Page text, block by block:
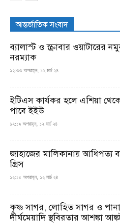
আন্তর্জাতিক সংবাদ
ব্যালাস্ট ও স্ক্রাবার ওয়াটারের
নরম্যাক
১২:৩৩ অপরাহ্ন, ১২ মার্চ ২৪
ইটিএস কার্যকর হলে এশিয়া
পাবে ইইউ
১২:১৯ অপরাহ্ন, ১২ মার্চ ২৪
জাহাজের মালিকানায় আধিপত্য
গ্রিস
১২:১০ অপরাহ্ন, ১২ মার্চ ২৪
কৃষ্ণ সাগর, লোহিত সাগর ও
দীর্ঘমেয়াদি স্থবিরতার আশঙ্কা